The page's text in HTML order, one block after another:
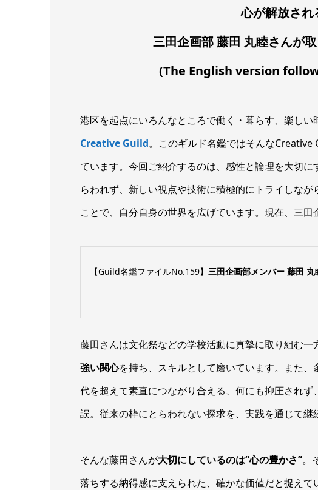
心が解放され
三田企画部 藤田 丸睦さんが
(The English version
港区を起点にいろんなところで働く・暮らす、楽し
Creative Guild。このギルド名鑑ではそんな
ています。今回ご紹介するのは、感性と論理を大切に
らわれず、新しい視点や技術に積極的にトライしな
ことで、自分自身の世界を広げています。現在、三田
【Guild名鑑ファイルNo.159】 三田企画部メンバー 藤田 丸
藤田さんは文化祭などの学校活動に真摯に取り組む一
強い関心を持ち、スキルとして磨いています。また
代を超えて素直につながり合える、何にも抑圧されず、
誤。従来の枠にとらわれない探求を、実践を通じて継
そんな藤田さんが大切にしているのは“心の豊かさ”。
落ちする納得感に支えられた、確かな価値だと捉え